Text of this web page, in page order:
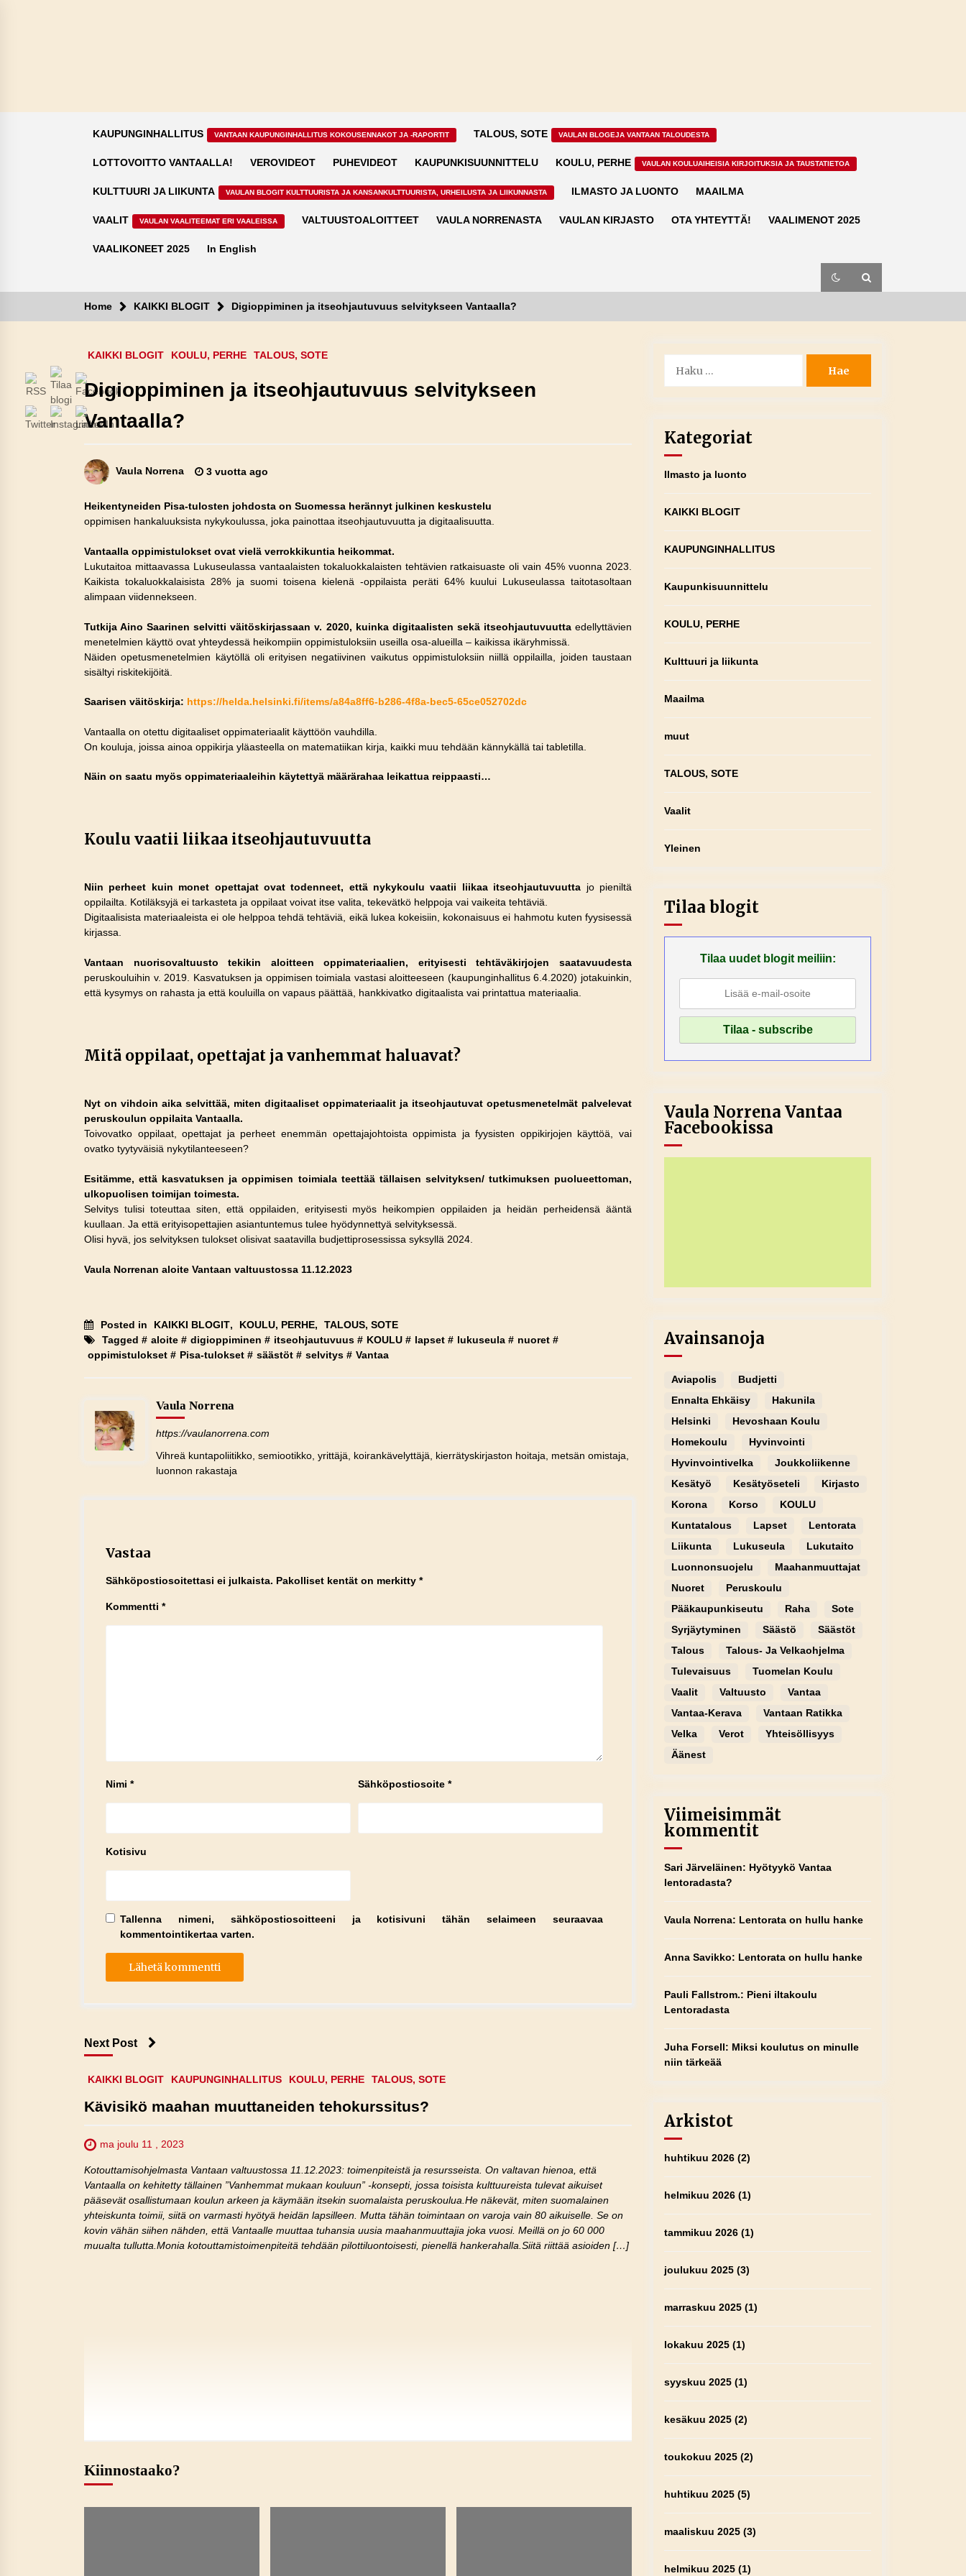
KAUPUNGINHALLITUS VANTAAN KAUPUNGINHALLITUS KOKOUSENNAKOT JA -RAPORTIT TALOUS, SOTE VAULAN BLOGEJA VANTAAN TALOUDESTA
LOTTOVOITTO VANTAALLA! VEROVIDEOT PUHEVIDEOT KAUPUNKISUUNNITTELU KOULU, PERHE VAULAN KOULUAIHEISIA KIRJOITUKSIA JA TAUSTATIETOA
KULTTUURI JA LIIKUNTA VAULAN BLOGIT KULTTUURISTA JA KANSANKULTTUURISTA, URHEILUSTA JA LIIKUNNASTA ILMASTO JA LUONTO MAAILMA
VAALIT VAULAN VAALITEEMAT ERI VAALEISSA VALTUUSTOALOITTEET VAULA NORRENASTA VAULAN KIRJASTO OTA YHTEYTTÄ! VAALIMENOT 2025
VAALIKONEET 2025 In English
Home KAIKKI BLOGIT Digioppiminen ja itseohjautuvuus selvitykseen Vantaalla?
KAIKKI BLOGIT KOULU, PERHE TALOUS, SOTE
Digioppiminen ja itseohjautuvuus selvitykseen
Vantaalla?
Vaula Norrena 3 vuotta ago
Heikentyneiden Pisa-tulosten johdosta on Suomessa herännyt julkinen keskustelu
oppimisen hankaluuksista nykykoulussa, joka painottaa itseohjautuvuutta ja digitaalisuutta.
Vantaalla oppimistulokset ovat vielä verrokkikuntia heikommat.
Lukutaitoa mittaavassa Lukuseulassa vantaalaisten tokaluokkalaisten tehtävien ratkaisuaste oli vain 45% vuonna 2023.
Kaikista tokaluokkalaisista 28% ja suomi toisena kielenä -oppilaista peräti 64% kuului Lukuseulassa taitotasoltaan
alimpaan viidennekseen.
Tutkija Aino Saarinen selvitti väitöskirjassaan v. 2020, kuinka digitaalisten sekä itseohjautuvuutta edellyttävien
menetelmien käyttö ovat yhteydessä heikompiin oppimistuloksiin useilla osa-alueilla – kaikissa ikäryhmissä.
Näiden opetusmenetelmien käytöllä oli erityisen negatiivinen vaikutus oppimistuloksiin niillä oppilailla, joiden taustaan
sisältyi riskitekijöitä.
Saarisen väitöskirja: https://helda.helsinki.fi/items/a84a8ff6-b286-4f8a-bec5-65ce052702dc
Vantaalla on otettu digitaaliset oppimateriaalit käyttöön vauhdilla.
On kouluja, joissa ainoa oppikirja yläasteella on matematiikan kirja, kaikki muu tehdään kännykällä tai tabletilla.
Näin on saatu myös oppimateriaaleihin käytettyä määrärahaa leikattua reippaasti…
Koulu vaatii liikaa itseohjautuvuutta
Niin perheet kuin monet opettajat ovat todenneet, että nykykoulu vaatii liikaa itseohjautuvuutta jo pieniltä
oppilailta. Kotiläksyjä ei tarkasteta ja oppilaat voivat itse valita, tekevätkö helppoja vai vaikeita tehtäviä.
Digitaalisista materiaaleista ei ole helppoa tehdä tehtäviä, eikä lukea kokeisiin, kokonaisuus ei hahmotu kuten fyysisessä
kirjassa.
Vantaan nuorisovaltuusto tekikin aloitteen oppimateriaalien, erityisesti tehtäväkirjojen saatavuudesta
peruskouluihin v. 2019. Kasvatuksen ja oppimisen toimiala vastasi aloitteeseen (kaupunginhallitus 6.4.2020) jotakuinkin,
että kysymys on rahasta ja että kouluilla on vapaus päättää, hankkivatko digitaalista vai printattua materiaalia.
Mitä oppilaat, opettajat ja vanhemmat haluavat?
Nyt on vihdoin aika selvittää, miten digitaaliset oppimateriaalit ja itseohjautuvat opetusmenetelmät palvelevat
peruskoulun oppilaita Vantaalla.
Toivovatko oppilaat, opettajat ja perheet enemmän opettajajohtoista oppimista ja fyysisten oppikirjojen käyttöä, vai
ovatko tyytyväisiä nykytilanteeseen?
Esitämme, että kasvatuksen ja oppimisen toimiala teettää tällaisen selvityksen/ tutkimuksen puolueettoman,
ulkopuolisen toimijan toimesta.
Selvitys tulisi toteuttaa siten, että oppilaiden, erityisesti myös heikompien oppilaiden ja heidän perheidensä ääntä
kuullaan. Ja että erityisopettajien asiantuntemus tulee hyödynnettyä selvityksessä.
Olisi hyvä, jos selvityksen tulokset olisivat saatavilla budjettiprosessissa syksyllä 2024.
Vaula Norrenan aloite Vantaan valtuustossa 11.12.2023
Posted in KAIKKI BLOGIT, KOULU, PERHE,
TALOUS, SOTE
Tagged # aloite # digioppiminen # itseohjautuvuus # KOULU # lapset # lukuseula # nuoret #
oppimistulokset # Pisa-tulokset # säästöt # selvitys # Vantaa
Vaula Norrena
https://vaulanorrena.com
Vihreä kuntapoliitikko, semiootikko, yrittäjä, koirankävelyttäjä, kierrätyskirjaston hoitaja, metsän omistaja,
luonnon rakastaja
Vastaa
Sähköpostiosoitettasi ei julkaista. Pakolliset kentät on merkitty *
Kommentti *
Nimi * Sähköpostiosoite *
Kotisivu
Tallenna nimeni, sähköpostiosoitteeni ja kotisivuni tähän selaimeen seuraavaa
kommentointikertaa varten.
Next Post
KAIKKI BLOGIT KAUPUNGINHALLITUS KOULU, PERHE TALOUS, SOTE
Kävisikö maahan muuttaneiden tehokurssitus?
ma joulu 11 , 2023
Kotouttamisohjelmasta Vantaan valtuustossa 11.12.2023: toimenpiteistä ja resursseista. On valtavan hienoa, että
Vantaalla on kehitetty tällainen ”Vanhemmat mukaan kouluun” -konsepti, jossa toisista kulttuureista tulevat aikuiset
pääsevät osallistumaan koulun arkeen ja käymään itsekin suomalaista peruskoulua.He näkevät, miten suomalainen
yhteiskunta toimii, siitä on varmasti hyötyä heidän lapsilleen. Mutta tähän toimintaan on varoja vain 80 aikuiselle. Se on
kovin vähän siihen nähden, että Vantaalle muuttaa tuhansia uusia maahanmuuttajia joka vuosi. Meillä on jo 60 000
muualta tullutta.Monia kotouttamistoimenpiteitä tehdään pilottiluontoisesti, pienellä hankerahalla.Siitä riittää asioiden […]
Kiinnostaako?
Kategoriat
Ilmasto ja luonto
KAIKKI BLOGIT
KAUPUNGINHALLITUS
Kaupunkisuunnittelu
KOULU, PERHE
Kulttuuri ja liikunta
Maailma
muut
TALOUS, SOTE
Vaalit
Yleinen
Tilaa blogit
Tilaa uudet blogit meiliin:
Vaula Norrena Vantaa
Facebookissa
Avainsanoja
Aviapolis
Budjetti
Ennalta Ehkäisy
Hakunila
Helsinki
Hevoshaan Koulu
Homekoulu
Hyvinvointi
Hyvinvointivelka
Joukkoliikenne
Kesätyö
Kesätyöseteli
Kirjasto
Korona
Korso
KOULU
Kuntatalous
Lapset
Lentorata
Liikunta
Lukuseula
Lukutaito
Luonnonsuojelu
Maahanmuuttajat
Nuoret
Peruskoulu
Pääkaupunkiseutu
Raha
Sote
Syrjäytyminen
Säästö
Säästöt
Talous
Talous- Ja Velkaohjelma
Tulevaisuus
Tuomelan Koulu
Vaalit
Valtuusto
Vantaa
Vantaa-Kerava
Vantaan Ratikka
Velka
Verot
Yhteisöllisyys
Äänest
Viimeisimmät
kommentit
Sari Järveläinen: Hyötyykö Vantaa
lentoradasta?
Vaula Norrena: Lentorata on hullu hanke
Anna Savikko: Lentorata on hullu hanke
Pauli Fallstrom.: Pieni iltakoulu
Lentoradasta
Juha Forsell: Miksi koulutus on minulle
niin tärkeää
Arkistot
huhtikuu 2026 (2)
helmikuu 2026 (1)
tammikuu 2026 (1)
joulukuu 2025 (3)
marraskuu 2025 (1)
lokakuu 2025 (1)
syyskuu 2025 (1)
kesäkuu 2025 (2)
toukokuu 2025 (2)
huhtikuu 2025 (5)
maaliskuu 2025 (3)
helmikuu 2025 (1)